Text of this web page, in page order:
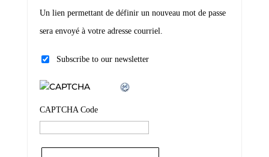
Un lien permettant de définir un nouveau mot de passe
sera envoyé à votre adresse courriel.
Subscribe to our newsletter
CAPTCHA Code